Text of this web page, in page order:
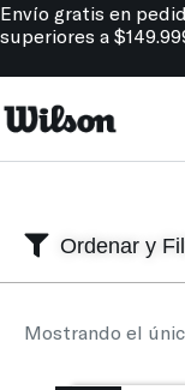
Envío gratis en
superiores a
Ordenar y
Mostrando el